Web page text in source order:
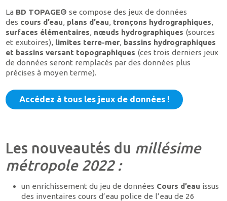
La BD TOPAGE® se compose des jeux de données
des cours d’eau, plans d’eau, tronçons hydrographiques,
surfaces élémentaires, nœuds hydrographiques (sources
et exutoires), limites terre-mer, bassins hydrographiques
et bassins versant topographiques (ces trois derniers jeux
de données seront remplacés par des données plus
précises à moyen terme).
Accédez à tous les jeux de données !
Les nouveautés du millésime
métropole 2022 :
un enrichissement du jeu de données Cours d’eau issus
des inventaires cours d’eau police de l’eau de 26